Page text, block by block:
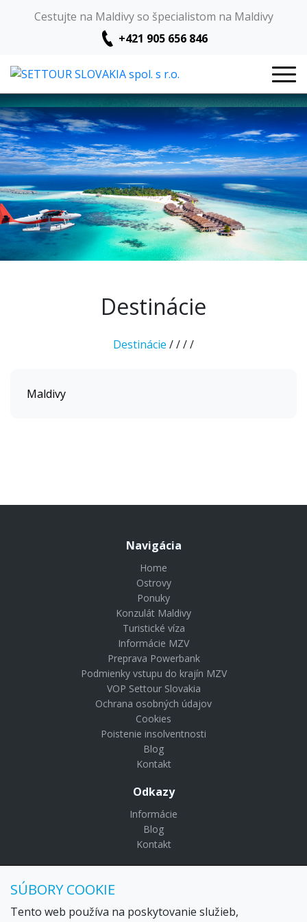
Cestujte na Maldivy so špecialistom na Maldivy
+421 905 656 846
Destinácie
Destinácie ////
Maldivy
Navigácia
Home
Ostrovy
Ponuky
Konzulát Maldivy
Turistické víza
Informácie MZV
Preprava Powerbank
Podmienky vstupu do krajín MZV
VOP Settour Slovakia
Ochrana osobných údajov
Cookies
Poistenie insolventnosti
Blog
Kontakt
Odkazy
Informácie
Blog
Kontakt
Maldivy.sk je značkou
Sídlo:Lazaretská 29, Bratislava 81109
SÚBORY COOKIE
Tento web používa na poskytovanie služieb,